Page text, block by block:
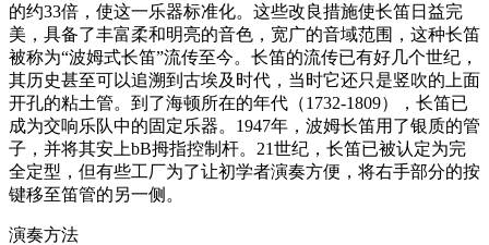
的约33倍，使这一乐器标准化。这些改良措施使长笛日益完
美，具备了丰富柔和明亮的音色，宽广的音域范围，这种长笛
被称为“波姆式长笛”流传至今。长笛的流传已有好几个世纪，
其历史甚至可以追溯到古埃及时代，当时它还只是竖吹的上面
开孔的粘土管。到了海顿所在的年代（1732-1809），长笛已
成为交响乐队中的固定乐器。1947年，波姆长笛用了银质的管
子，并将其安上bB拇指控制杆。21世纪，长笛已被认定为完
全定型，但有些工厂为了让初学者演奏方便，将右手部分的按
键移至笛管的另一侧。
演奏方法